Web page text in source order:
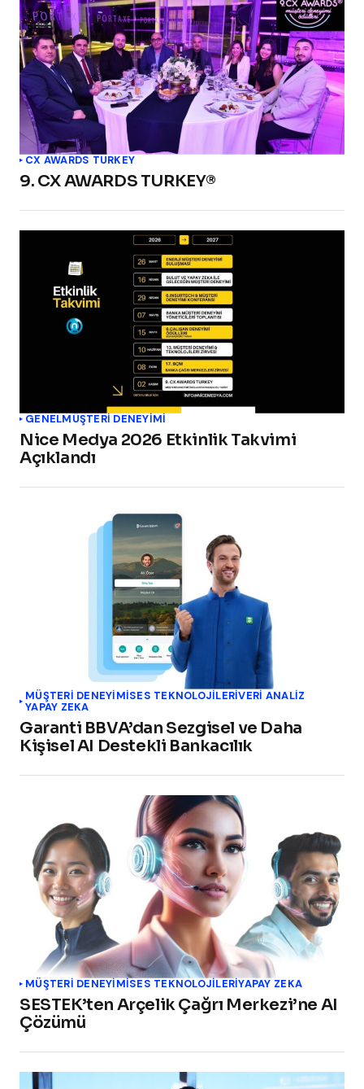
CX AWARDS TURKEY
9. CX AWARDS TURKEY®
GENELMÜŞTERI DENEYIMI
Nice Medya 2026 Etkinlik Takvimi
Açıklandı
MÜŞTERI DENEYIMISES TEKNOLOJILERIVERI ANALIZ
YAPAY ZEKA
Garanti BBVA’dan Sezgisel ve Daha
Kişisel AI Destekli Bankacılık
MÜŞTERI DENEYIMISES TEKNOLOJILERIYAPAY ZEKA
SESTEK’ten Arçelik Çağrı Merkezi’ne AI
Çözümü